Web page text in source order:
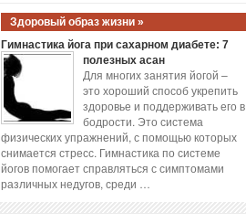
Здоровый образ жизни »
Гимнастика йога при сахарном диабете: 7
полезных асан
Для многих занятия йогой –
это хороший способ укрепить
здоровье и поддерживать его в
бодрости. Это система
физических упражнений, с помощью которых
снимается стресс. Гимнастика по системе
йогов помогает справляться с симптомами
различных недугов, среди …